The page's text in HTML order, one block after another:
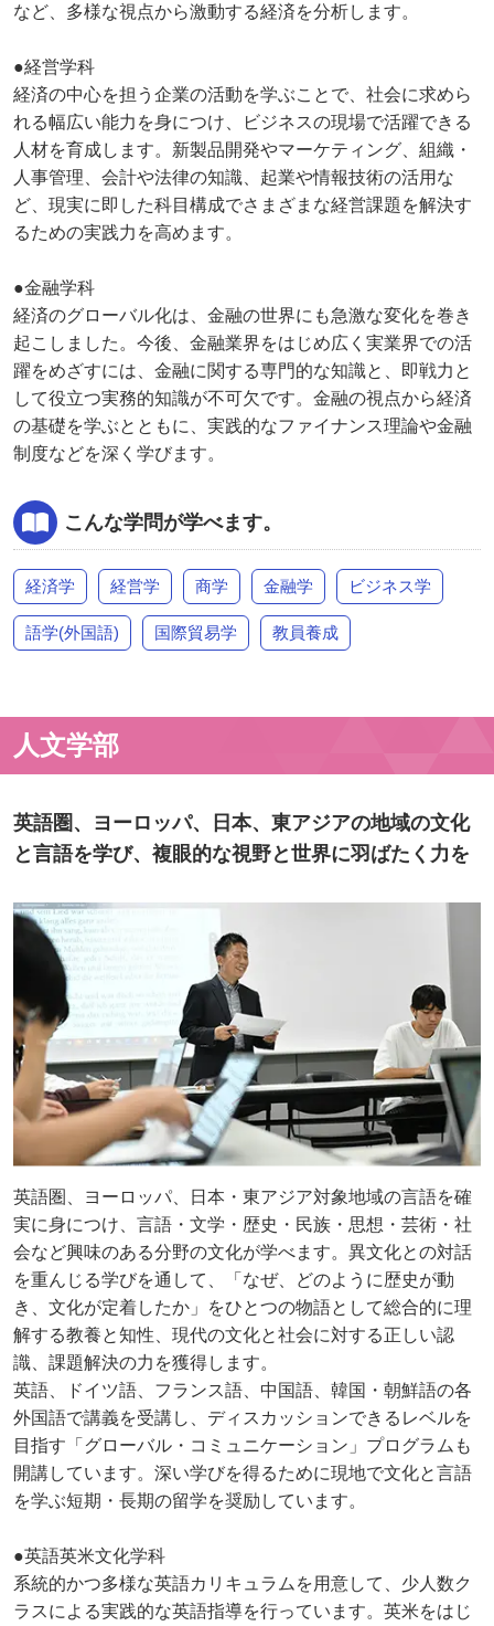
など、多様な視点から激動する経済を分析します。
●経営学科
経済の中心を担う企業の活動を学ぶことで、社会に求めら
れる幅広い能力を身につけ、ビジネスの現場で活躍できる
人材を育成します。新製品開発やマーケティング、組織・
人事管理、会計や法律の知識、起業や情報技術の活用な
ど、現実に即した科目構成でさまざまな経営課題を解決す
るための実践力を高めます。
●金融学科
経済のグローバル化は、金融の世界にも急激な変化を巻き
起こしました。今後、金融業界をはじめ広く実業界での活
躍をめざすには、金融に関する専門的な知識と、即戦力と
して役立つ実務的知識が不可欠です。金融の視点から経済
の基礎を学ぶとともに、実践的なファイナンス理論や金融
制度などを深く学びます。
こんな学問が学べます。
経済学 経営学 商学 金融学 ビジネス学
語学(外国語) 国際貿易学 教員養成
人文学部
英語圏、ヨーロッパ、日本、東アジアの地域の文化
と言語を学び、複眼的な視野と世界に羽ばたく力を
英語圏、ヨーロッパ、日本・東アジア対象地域の言語を確
実に身につけ、言語・文学・歴史・民族・思想・芸術・社
会など興味のある分野の文化が学べます。異文化との対話
を重んじる学びを通して、「なぜ、どのように歴史が動
き、文化が定着したか」をひとつの物語として総合的に理
解する教養と知性、現代の文化と社会に対する正しい認
識、課題解決の力を獲得します。
英語、ドイツ語、フランス語、中国語、韓国・朝鮮語の各
外国語で講義を受講し、ディスカッションできるレベルを
目指す「グローバル・コミュニケーション」プログラムも
開講しています。深い学びを得るために現地で文化と言語
を学ぶ短期・長期の留学を奨励しています。
●英語英米文化学科
系統的かつ多様な英語カリキュラムを用意して、少人数ク
ラスによる実践的な英語指導を行っています。英米をはじ